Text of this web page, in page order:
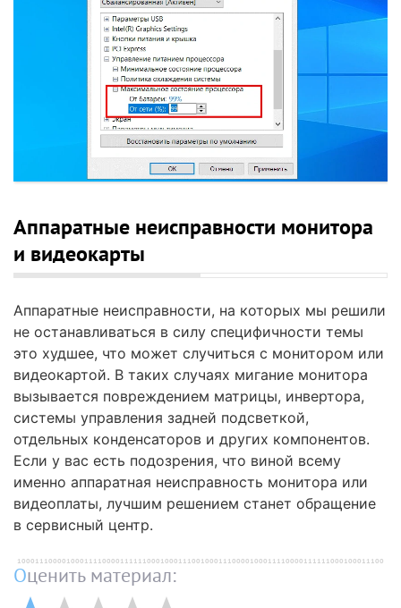
Аппаратные неисправности монитора
и видеокарты
Аппаратные неисправности, на которых мы решили
не останавливаться в силу специфичности темы
это худшее, что может случиться с монитором или
видеокартой. В таких случаях мигание монитора
вызывается повреждением матрицы, инвертора,
системы управления задней подсветкой,
отдельных конденсаторов и других компонентов.
Если у вас есть подозрения, что виной всему
именно аппаратная неисправность монитора или
видеоплаты, лучшим решением станет обращение
в сервисный центр.
Оценить материал: